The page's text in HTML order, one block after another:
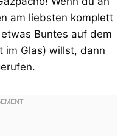
am liebsten komplett
Buntes auf dem
im Glas) willst, dann